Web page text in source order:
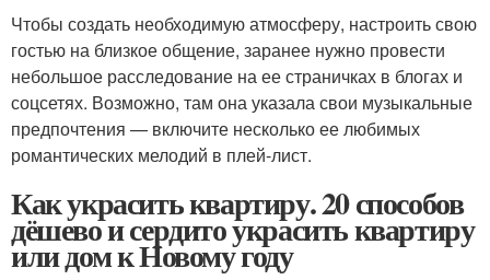
Чтобы создать необходимую атмосферу, настроить свою
гостью на близкое общение, заранее нужно провести
небольшое расследование на ее страничках в блогах и
соцсетях. Возможно, там она указала свои музыкальные
предпочтения — включите несколько ее любимых
романтических мелодий в плей-лист.
Как украсить квартиру. 20 способов
дёшево и сердито украсить квартиру
или дом к Новому году